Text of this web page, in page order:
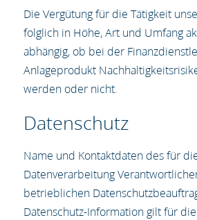
Die Vergütung für die Tätigkeit
folglich in Höhe, Art und Umfang
abhängig, ob bei der
Anlageprodukt
werden oder nicht.
Datenschutz
Name und Kontaktdaten des für
Datenverarbeitung
betrieblichen
Datenschutz-Information gilt für die